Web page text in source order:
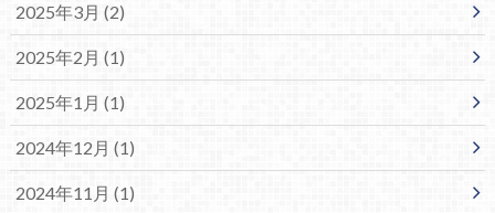
2025年3月 (2)
2025年2月 (1)
2025年1月 (1)
2024年12月 (1)
2024年11月 (1)